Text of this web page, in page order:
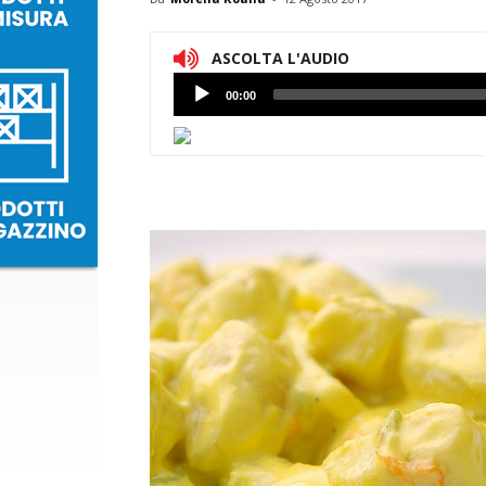
ASCOLTA L'AUDIO
Lettore
Audio
00:00